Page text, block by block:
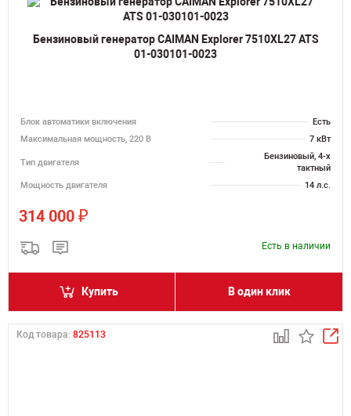
Бензиновый генератор CAIMAN Explorer 7510XL27 ATS
01-030101-0023
Блок автоматики включения
Есть
Максимальная мощность, 220 В
7 кВт
Тип двигателя
Бензиновый, 4-х
тактный
Мощность двигателя
14 л.с.
314 000 ₽
Есть в наличии
Купить В один клик
Код товара: 825113